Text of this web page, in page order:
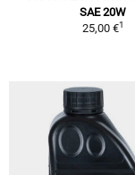
SAE 20W
25,00 €1